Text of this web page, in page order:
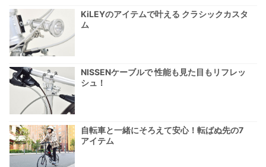
KiLEYのアイテムで叶える クラシックカスタ
ム
NISSENケーブルで 性能も見た目もリフレッ
シュ！
自転車と一緒にそろえて安心！転ばぬ先の7
アイテム